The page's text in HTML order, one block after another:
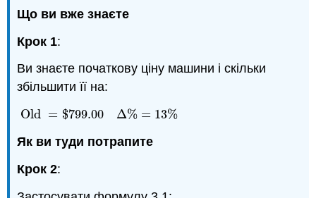
Що ви вже знаєте
Крок 1:
Ви знаєте початкову ціну машини і скільки
збільшити її на:
Old = $799.00 Δ% = 13%
Old =$ 799.00Δ %=13 %
Як ви туди потрапите
Крок 2: